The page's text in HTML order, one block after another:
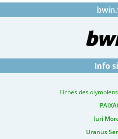
Info
Fiches des
Iuri
Uranus